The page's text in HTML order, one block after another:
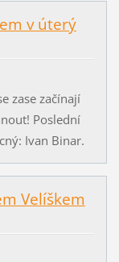
v úterý
zase začínají
Poslední
Ivan Binar.
Velíškem